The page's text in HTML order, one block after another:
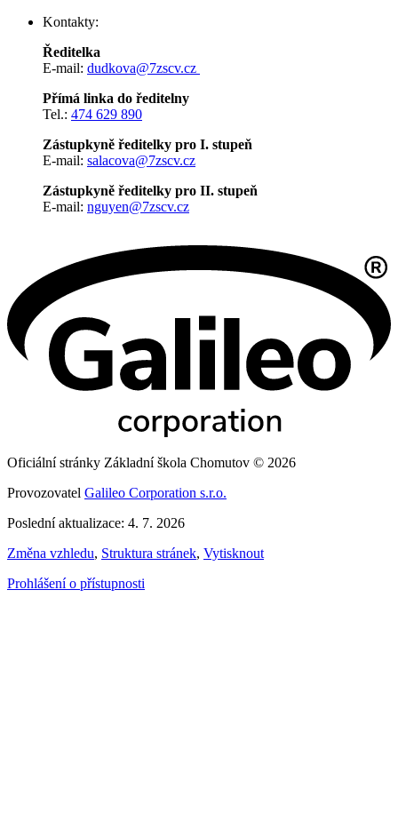
Kontakty:
Ředitelka
E-mail: dudkova@7zscv.cz
Přímá linka do ředitelny
Tel.: 474 629 890
Zástupkyně ředitelky pro I. stupeň
E-mail: salacova@7zscv.cz
Zástupkyně ředitelky pro II. stupeň
E-mail: nguyen@7zscv.cz
Oficiální stránky Základní škola Chomutov © 2026
Provozovatel Galileo Corporation s.r.o.
Poslední aktualizace: 4. 7. 2026
Změna vzhledu, Struktura stránek, Vytisknout
Prohlášení o přístupnosti